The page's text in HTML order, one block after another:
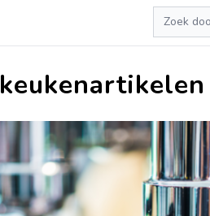
Zoeken